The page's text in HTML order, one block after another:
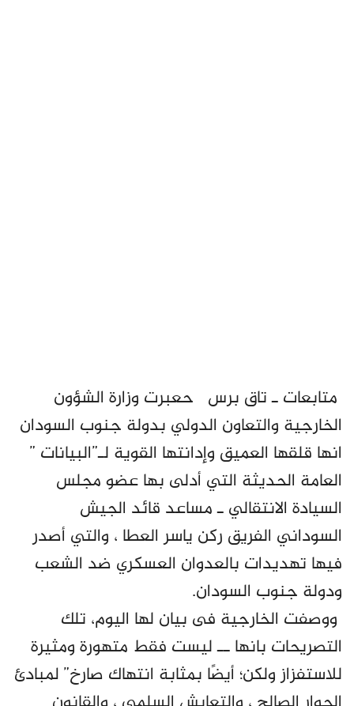
متابعات ـ تاق برس حعبرت وزارة الشؤون
الخارجية والتعاون الدولي بدولة جنوب السودان
انها قلقها العميق وإدانتها القوية لـ”البيانات ”
العامة الحديثة التي أدلى بها عضو مجلس
السيادة الانتقالي ـ مساعد قائد الجيش
السوداني الفريق ركن ياسر العطا ، والتي أصدر
فيها تهديدات بالعدوان العسكري ضد الشعب
ودولة جنوب السودان.
ووصفت الخارجية فى بيان لها اليوم، تلك
التصريحات بانها ــ ليست فقط متهورة ومثيرة
للاستفزاز ولكن؛ أيضًا بمثابة انتهاك صارخ” لمبادئ